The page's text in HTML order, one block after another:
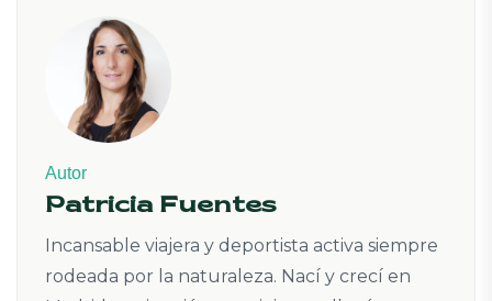
Autor
Patricia Fuentes
Incansable viajera y deportista activa siempre
rodeada por la naturaleza. Nací y crecí en